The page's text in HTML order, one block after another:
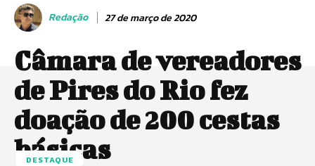
Redação 27 de março de 2020
Câmara de vereadores
de Pires do Rio fez
doação de 200 cestas
básicas
DESTAQUE